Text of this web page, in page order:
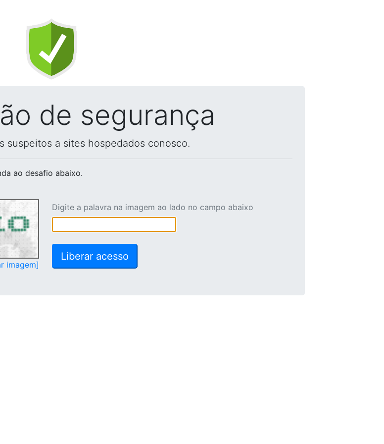
de segurança
suspeitos a sites hospedados conosco.
ao desafio abaixo.
imagem]
Digite a palavra na imagem ao lado no campo abaixo